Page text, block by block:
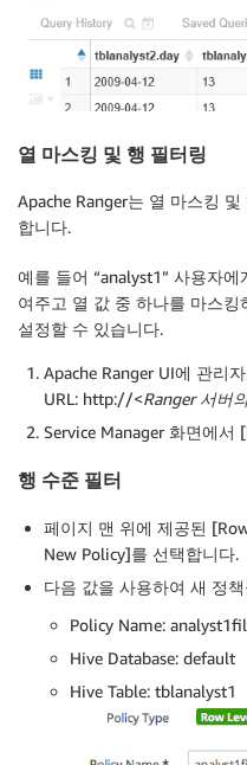
열 마스킹 및 행 필터링
Apache Ranger는 열 마스킹
합니다.
예를 들어 “analyst1” 사용자
여주고 열 값 중 하나를 마스
설정할 수 있습니다.
Apache Ranger UI에 관리
URL: http://<Ranger 서버
Service Manager 화면에서
행 수준 필터
페이지 맨 위에 제공된
New Policy]를 선택합니다.
다음 값을 사용하여 새 정
Policy Name:
Hive Database: default
Hive Table: tblanalyst1